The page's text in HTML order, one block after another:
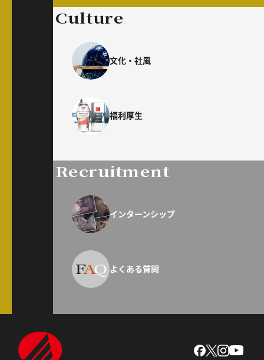
Culture
文化・社風
福利厚生
Recruitment
インターンシップ
よくある質問